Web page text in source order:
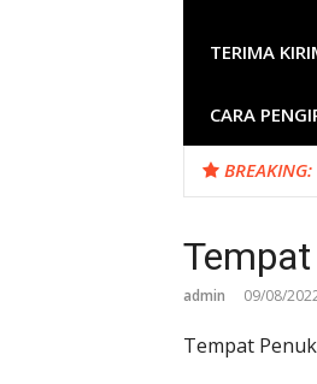
TERIMA
CARA
BREAKING:
admin 09/08/
Tempat